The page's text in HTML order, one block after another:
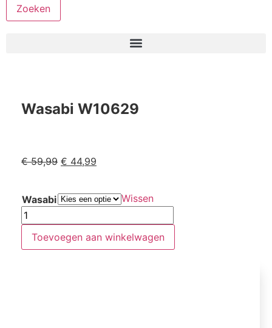
Zoeken
Wasabi W10629
€59,99 € 44,99
Wasabi Wissen
Toevoegen aan winkelwagen